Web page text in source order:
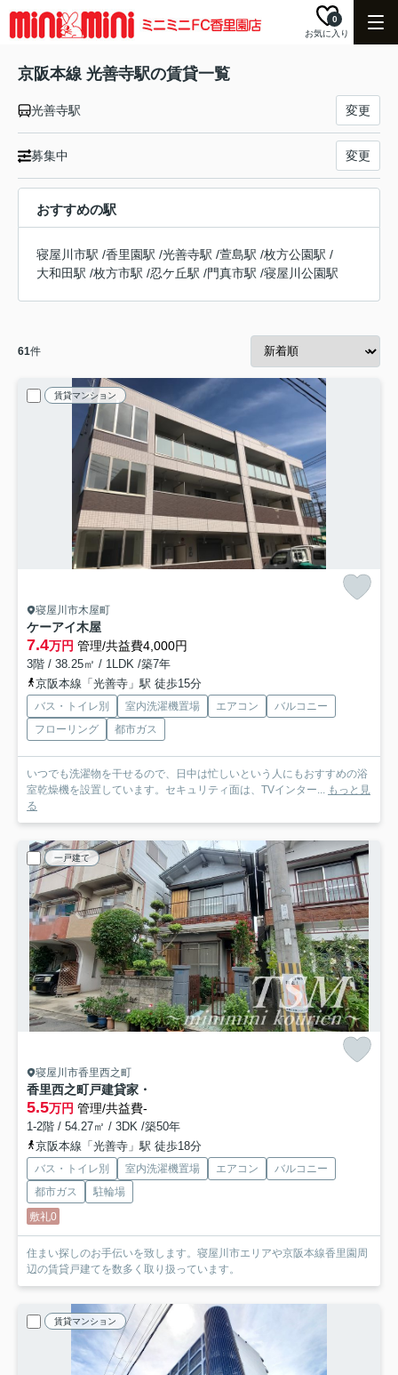
お気に入り
0
京阪本線 光善寺駅の賃貸一覧
光善寺駅 変更
募集中 変更
おすすめの駅
寝屋川市駅 /香里園駅 /光善寺駅 /萱島駅 /枚方公園駅 /
大和田駅 /枚方市駅 /忍ケ丘駅 /門真市駅 /寝屋川公園駅
61件
賃貸マンション
寝屋川市木屋町
ケーアイ木屋
7.4万円 管理/共益費4,000円
3階 / 38.25㎡ / 1LDK /築7年
京阪本線「光善寺」駅 徒歩15分
バス・トイレ別 室内洗濯機置場 エアコン
バルコニー
フローリング
都市ガス
いつでも洗濯物を干せるので、日中は忙しいという人にもおすすめの浴
室乾燥機を設置しています。セキュリティ面は、TVインター... もっと見
る
一戸建て
寝屋川市香里西之町
香里西之町戸建貸家 ・
5.5万円 管理/共益費-
1-2階 / 54.27㎡ / 3DK /築50年
京阪本線「光善寺」駅 徒歩18分
バス・トイレ別 室内洗濯機置場 エアコン
バルコニー
都市ガス
駐輪場
敷礼0
住まい探しのお手伝いを致します。寝屋川市エリアや京阪本線香里園周
辺の賃貸戸建てを数多く取り扱っています。
賃貸マンション